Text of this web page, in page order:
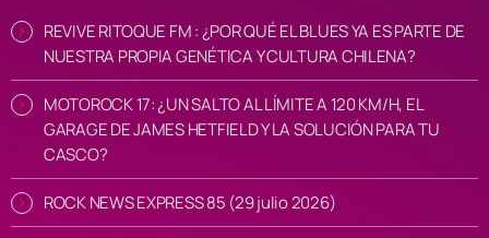
REVIVE RITOQUE FM : ¿POR QUÉ EL BLUES YA ES PARTE DE
NUESTRA PROPIA GENÉTICA Y CULTURA CHILENA?
MOTOROCK 17: ¿UN SALTO AL LÍMITE A 120 KM/H, EL
GARAGE DE JAMES HETFIELD Y LA SOLUCIÓN PARA TU
CASCO?
ROCK NEWS EXPRESS 85 (29 julio 2026)